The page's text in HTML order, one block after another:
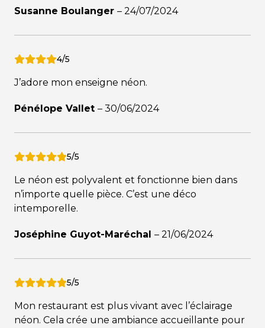
Susanne Boulanger – 24/07/2024
4/5
J’adore mon enseigne néon.
Pénélope Vallet – 30/06/2024
5/5
Le néon est polyvalent et fonctionne bien dans
n’importe quelle pièce. C’est une déco
intemporelle.
Joséphine Guyot-Maréchal – 21/06/2024
5/5
Mon restaurant est plus vivant avec l’éclairage
néon. Cela crée une ambiance accueillante pour